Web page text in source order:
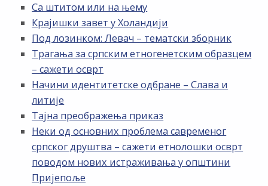
Са штитом или на њему
Крајишки завет у Холандији
Под лозинком: Левач – тематски зборник
Трагања за српским етногенетским образцем
– сажети осврт
Начини идентитетске одбране – Слава и
литије
Тајна преображења приказ
Неки од основних проблема савременог
српског друштва – сажети етнолошки осврт
поводом нових истраживања у општини
Пријепоље